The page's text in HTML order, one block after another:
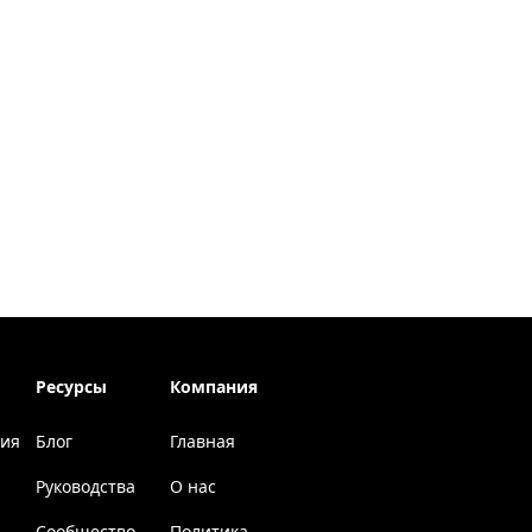
Ресурсы
Блог
Руководства
Компания
Главная
О нас